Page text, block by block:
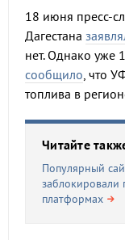
18 июня пресс-
Дагестана
нет. Однако
сообщило, что
топлива в
Читайте
Популярный
заблокировали
платформах